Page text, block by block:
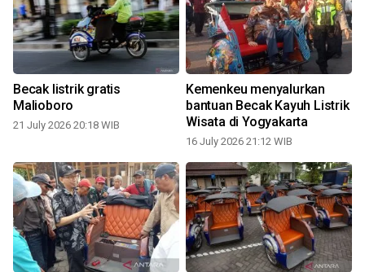
Becak listrik gratis
Malioboro
21 July 2026 20:18 WIB
Kemenkeu menyalurkan
bantuan Becak Kayuh Listrik
Wisata di Yogyakarta
16 July 2026 21:12 WIB